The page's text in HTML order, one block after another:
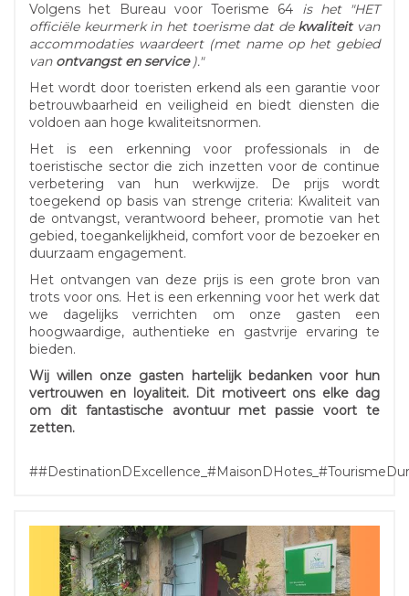
Volgens het Bureau voor Toerisme 64 is het "HET
officiële keurmerk in het toerisme dat de kwaliteitvan
accommodaties waardeert (met name op het gebied
van ontvangst en service)."
Het wordt door toeristen erkend als een garantie voor
betrouwbaarheid en veiligheid en biedt diensten die
voldoen aan hoge kwaliteitsnormen.
Het is een erkenning voor professionals in de
toeristische sector die zich inzetten voor de continue
verbetering van hun werkwijze. De prijs wordt
toegekend op basis van strenge criteria: Kwaliteit van
de ontvangst, verantwoord beheer, promotie van het
gebied, toegankelijkheid, comfort voor de bezoeker en
duurzaam engagement.
Het ontvangen van deze prijs is een grote bron van
trots voor ons. Het is een erkenning voor het werk dat
we dagelijks verrichten om onze gasten een
hoogwaardige, authentieke en gastvrije ervaring te
bieden.
Wij willen onze gasten hartelijk bedanken voor hun
vertrouwen en loyaliteit. Dit motiveert ons elke dag
om dit fantastische avontuur met passie voort te
zetten.